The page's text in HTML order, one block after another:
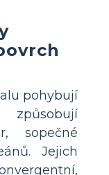
pohybují
sopečné
Jejich